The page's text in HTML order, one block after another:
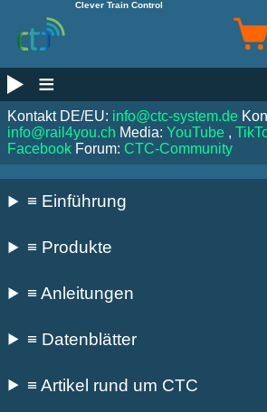
Clever Train Control
≡
Kontakt DE/EU: info@ctc-system.de
info@rail4you.ch Media: YouTube ,
Facebook Forum: CTC-Community
≡ Einführung
≡ Produkte
≡ Anleitungen
≡ Datenblätter
≡ Artikel rund um CTC